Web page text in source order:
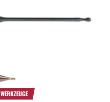
WERKZEUGE